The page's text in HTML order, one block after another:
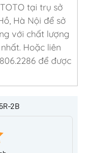
tại trụ sở
Hà Nội để sở
với chất lượng
Hoặc liên
để được
2B